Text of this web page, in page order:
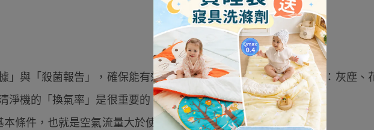
」與「殺菌報告」，確保能有效過濾引起寶寶過敏的過敏源，例如：灰塵、
淨機的「換氣率」是很重要的！
條件，也就是空氣流量大於使用空間2倍的為最佳。